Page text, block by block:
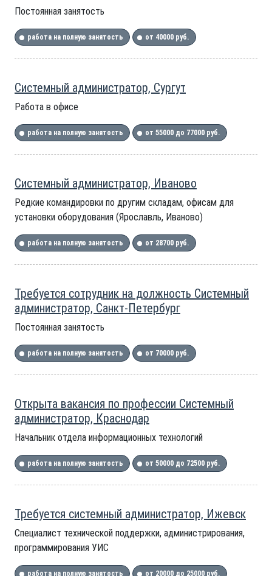
Постоянная занятость
работа на полную занятость от 40000 руб.
Системный администратор, Сургут
Работа в офисе
работа на полную занятость от 55000 до 77000 руб.
Системный администратор, Иваново
Редкие командировки по другим складам, офисам для
установки оборудования (Ярославль, Иваново)
работа на полную занятость от 28700 руб.
Требуется сотрудник на должность Системный
администратор, Санкт-Петербург
Постоянная занятость
работа на полную занятость от 70000 руб.
Открыта вакансия по профессии Системный
администратор, Краснодар
Начальник отдела информационных технологий
работа на полную занятость от 50000 до 72500 руб.
Требуется системный администратор, Ижевск
Специалист технической поддержки, администрирования,
программирования УИС
работа на полную занятость от 20000 до 25000 руб.